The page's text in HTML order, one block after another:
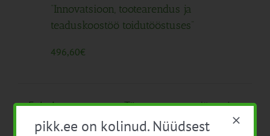
“Innovatsioon, tootearendus ja
teaduskoostöö toidutööstuses”
496,60€
EelmineSündmused Täna
Järgmine
pikk.ee on kolinud. Nüüdsest